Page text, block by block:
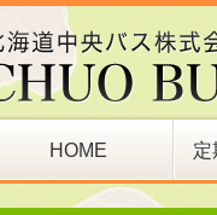
HOME 定
巴士站